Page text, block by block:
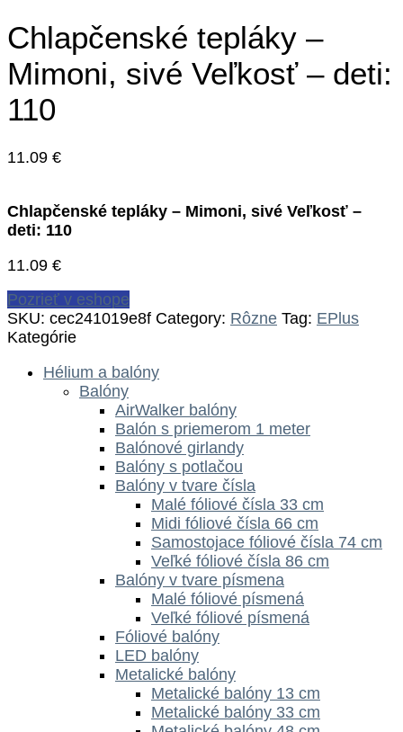
Chlapčenské tepláky –
Mimoni, sivé Veľkosť – deti:
110
11.09 €
Chlapčenské tepláky – Mimoni, sivé Veľkosť –
deti: 110
11.09 €
Pozrieť v eshope
SKU: cec241019e8f Category: Rôzne Tag: EPlus
Kategórie
Hélium a balóny
Balóny
AirWalker balóny
Balón s priemerom 1 meter
Balónové girlandy
Balóny s potlačou
Balóny v tvare čísla
Malé fóliové čísla 33 cm
Midi fóliové čísla 66 cm
Samostojace fóliové čísla 74 cm
Veľké fóliové čísla 86 cm
Balóny v tvare písmena
Malé fóliové písmená
Veľké fóliové písmená
Fóliové balóny
LED balóny
Metalické balóny
Metalické balóny 13 cm
Metalické balóny 33 cm